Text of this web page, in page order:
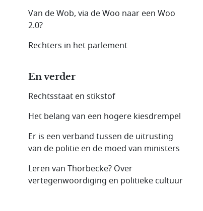
Van de Wob, via de Woo naar een Woo
2.0?
Rechters in het parlement
En verder
Rechtsstaat en stikstof
Het belang van een hogere kiesdrempel
Er is een verband tussen de uitrusting
van de politie en de moed van ministers
Leren van Thorbecke? Over
vertegenwoordiging en politieke cultuur